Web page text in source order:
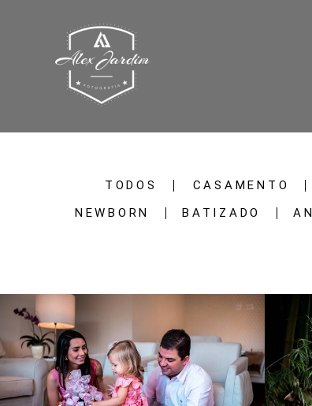
TODOS CASAMENTO
NEWBORN
BATIZADO